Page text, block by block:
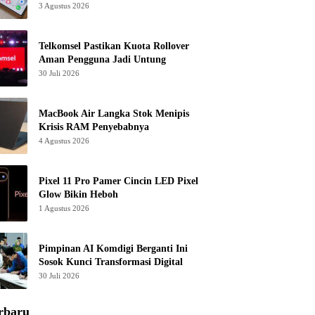
3 Agustus 2026
Telkomsel Pastikan Kuota Rollover
Aman Pengguna Jadi Untung
30 Juli 2026
MacBook Air Langka Stok Menipis
Krisis RAM Penyebabnya
4 Agustus 2026
Pixel 11 Pro Pamer Cincin LED Pixel
Glow Bikin Heboh
1 Agustus 2026
Pimpinan AI Komdigi Berganti Ini
Sosok Kunci Transformasi Digital
30 Juli 2026